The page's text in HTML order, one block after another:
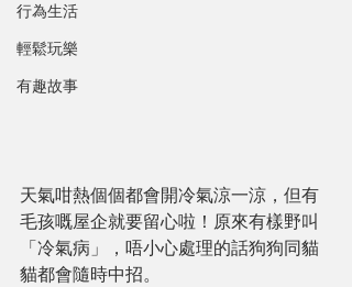
行為生活
輕鬆玩樂
有趣故事
天氣咁熱個個都會開冷氣涼一涼，但有
毛孩嘅屋企就要留心啦！原來有樣野叫
「冷氣病」，唔小心處理的話狗狗同貓
貓都會隨時中招。